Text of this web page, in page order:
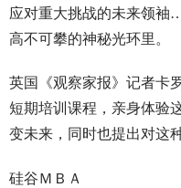
应对重大挑战的未来领
高不可攀的神秘光环里。
英国《观察家报》记者卡
短期培训课程，亲身体验
变未来，同时也提出对这
硅谷ＭＢＡ